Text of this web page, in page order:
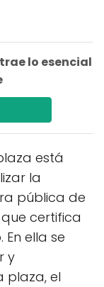
lo esencial
está
la
pública de
certifica
ella se
y
plaza, el